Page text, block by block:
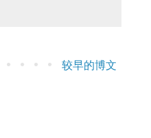
较早的博文